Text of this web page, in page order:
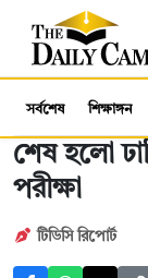
সর্বশেষ শিক্ষাঙ্গন
শেষ হলো
পরীক্ষা
টিডিসি রিপোর্ট